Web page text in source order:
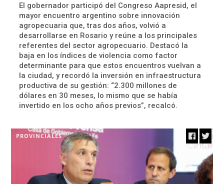
El gobernador participó del Congreso Aapresid, el
mayor encuentro argentino sobre innovación
agropecuaria que, tras dos años, volvió a
desarrollarse en Rosario y reúne a los principales
referentes del sector agropecuario. Destacó la
baja en los índices de violencia como factor
determinante para que estos encuentros vuelvan a
la ciudad, y recordó la inversión en infraestructura
productiva de su gestión: “2.300 millones de
dólares en 30 meses, lo mismo que se había
invertido en los ocho años previos”, recalcó.
PROVINCIALES